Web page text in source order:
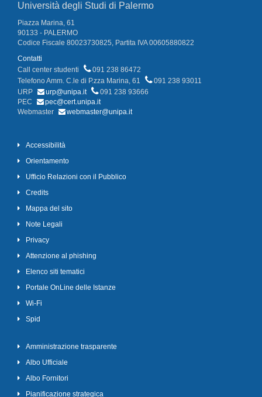
Università degli Studi di Palermo
Piazza Marina, 61
90133 - PALERMO
Codice Fiscale 80023730825, Partita IVA 00605880822
Contatti
Call center studenti
091 238 86472
Telefono Amm. C.le di P.zza Marina, 61
091 238 93011
URP
urp@unipa.it
091 238 93666
PEC
pec@cert.unipa.it
Webmaster
webmaster@unipa.it
Accessibilità
Orientamento
Ufficio Relazioni con il Pubblico
Credits
Mappa del sito
Note Legali
Privacy
Attenzione al phishing
Elenco siti tematici
Portale OnLine delle Istanze
Wi-Fi
Spid
Amministrazione trasparente
Albo Ufficiale
Albo Fornitori
Pianificazione strategica